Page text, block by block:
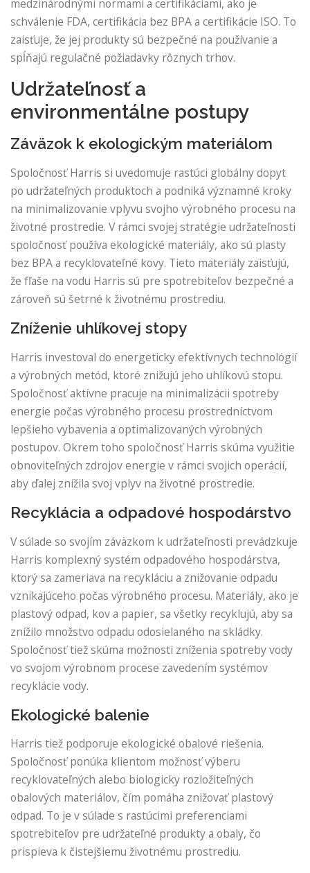
medzinárodnými normami a certifikáciami, ako je
schválenie FDA, certifikácia bez BPA a certifikácie ISO. To
zaisťuje, že jej produkty sú bezpečné na používanie a
spĺňajú regulačné požiadavky rôznych trhov.
Udržateľnosť a
environmentálne postupy
Záväzok k ekologickým materiálom
Spoločnosť Harris si uvedomuje rastúci globálny dopyt
po udržateľných produktoch a podniká významné kroky
na minimalizovanie vplyvu svojho výrobného procesu na
životné prostredie. V rámci svojej stratégie udržateľnosti
spoločnosť používa ekologické materiály, ako sú plasty
bez BPA a recyklovateľné kovy. Tieto materiály zaisťujú,
že fľaše na vodu Harris sú pre spotrebiteľov bezpečné a
zároveň sú šetrné k životnému prostrediu.
Zníženie uhlíkovej stopy
Harris investoval do energeticky efektívnych technológií
a výrobných metód, ktoré znižujú jeho uhlíkovú stopu.
Spoločnosť aktívne pracuje na minimalizácii spotreby
energie počas výrobného procesu prostredníctvom
lepšieho vybavenia a optimalizovaných výrobných
postupov. Okrem toho spoločnosť Harris skúma využitie
obnoviteľných zdrojov energie v rámci svojich operácií,
aby ďalej znížila svoj vplyv na životné prostredie.
Recyklácia a odpadové hospodárstvo
V súlade so svojím záväzkom k udržateľnosti prevádzkuje
Harris komplexný systém odpadového hospodárstva,
ktorý sa zameriava na recykláciu a znižovanie odpadu
vznikajúceho počas výrobného procesu. Materiály, ako je
plastový odpad, kov a papier, sa všetky recyklujú, aby sa
znížilo množstvo odpadu odosielaného na skládky.
Spoločnosť tiež skúma možnosti zníženia spotreby vody
vo svojom výrobnom procese zavedením systémov
recyklácie vody.
Ekologické balenie
Harris tiež podporuje ekologické obalové riešenia.
Spoločnosť ponúka klientom možnosť výberu
recyklovateľných alebo biologicky rozložiteľných
obalových materiálov, čím pomáha znižovať plastový
odpad. To je v súlade s rastúcimi preferenciami
spotrebiteľov pre udržateľné produkty a obaly, čo
prispieva k čistejšiemu životnému prostrediu.